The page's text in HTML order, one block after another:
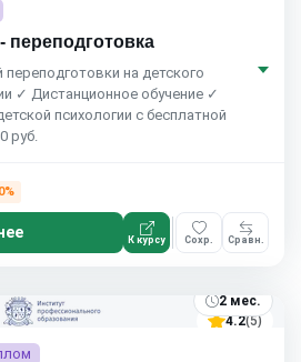
переподготовка
на детского
✓ Дистанционное обучение ✓
психологии с бесплатной
руб.
К курсу Сохр. Сравн.
4.2(5)
2 мес.